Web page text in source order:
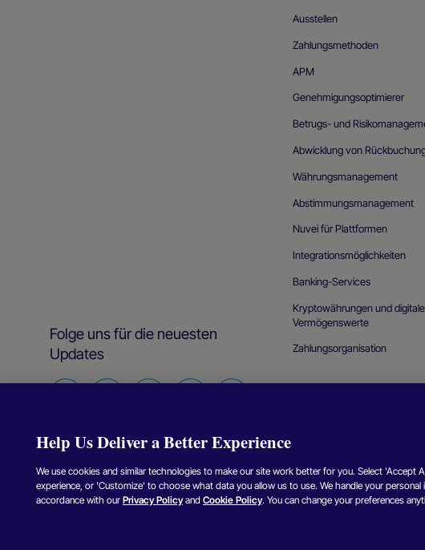
Folge uns für die neuesten
Updates
auf
Facebook
auf
Twitter
auf
Instagram
auf
Linkedin
uns
auf
YouTube
Ausstellen
Zahlungsmethoden
APM
Genehmigungsoptimierer
Betrugs- und
Abwicklung von
Währungsmanagement
Abstimmungsmanagement
Nuvei für Plattformen
Integrationsmöglichkeiten
Banking-Services
Kryptowährungen und digitale
Vermögenswerte
Zahlungsorganisation
Copyright © Nuvei – Alle Rechte vorbehalten2026.
Help Us Deliver a Better Experience
We use cookies and similar technologies to make our site work better for you. Select 'Accept
experience, or 'Customize' to choose what data you allow us to use. We handle your personal
accordance with our Privacy Policyand Cookie Policy. You can change your preferences